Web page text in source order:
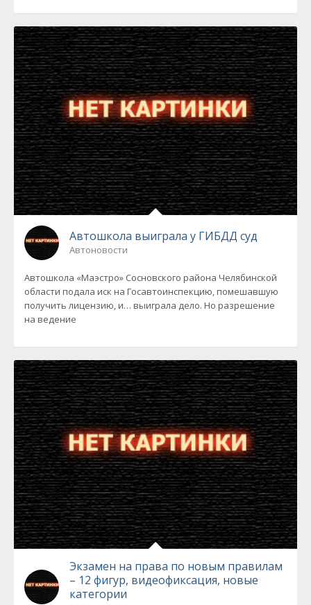
Автошкола выиграла у ГИБДД суд
Автоновости
Автошкола «Маэстро» Сосновского района Челябинской
области подала иск на Госавтоинспекцию, помешавшую
получить лицензию, и… выиграла дело. Но разрешение
на ведение
Экзамен на права по новым правилам
– 12 фигур, видеофиксация, новые
категории